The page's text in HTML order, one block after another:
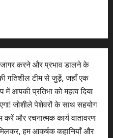
करने और प्रभाव डालने के
गतिशील टीम से जुड़ें, जहाँ एक
आपकी प्रतिभा को महत्व दिया
जोशीले पेशेवरों के साथ सहयोग
और रचनात्मक कार्य वातावरण
हम आकर्षक कहानियाँ और